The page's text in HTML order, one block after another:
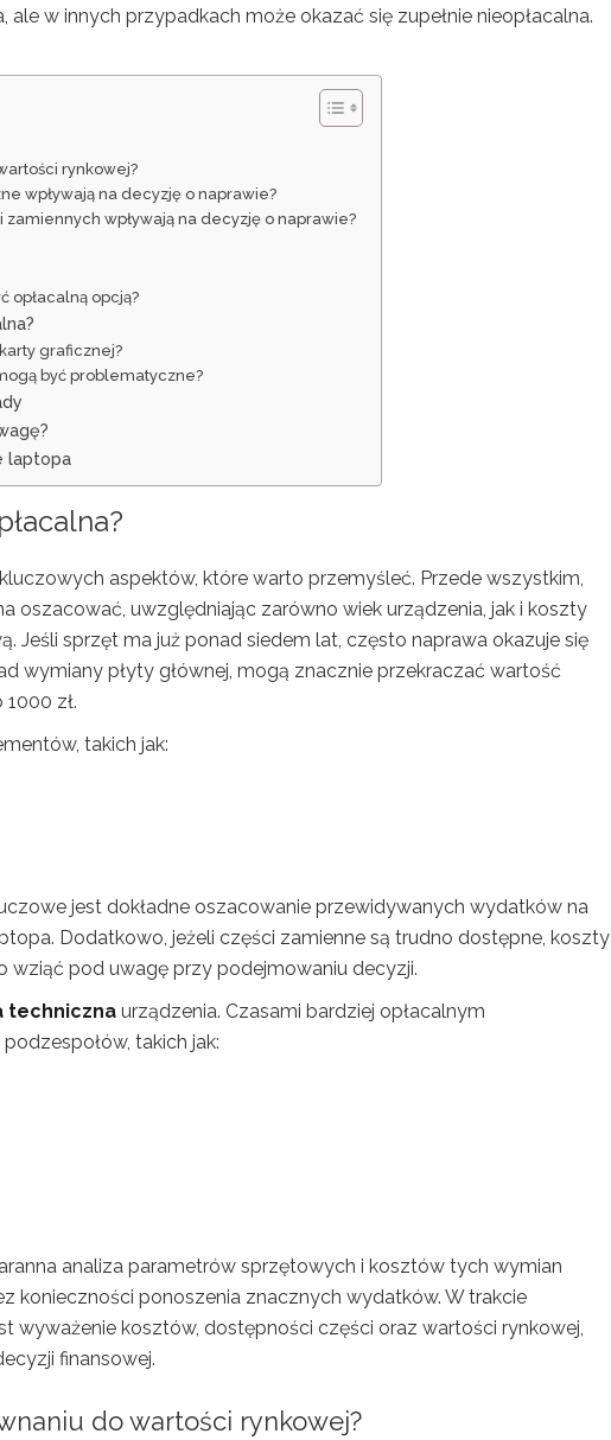
w innych przypadkach może okazać się zupełnie nieopłacalna.
rynkowej?
wpływają na decyzję o naprawie?
wpływają na decyzję o naprawie?
opłacalną opcją?
graficznej?
być problematyczne?
laptopa
aspektów, które warto przemyśleć. Przede wszystkim,
oszacować, uwzględniając zarówno wiek urządzenia, jak i koszty
Jeśli sprzęt ma już ponad siedem lat, często naprawa okazuje się
wymiany płyty głównej, mogą znacznie przekraczać wartość
zł.
takich jak:
jest dokładne oszacowanie przewidywanych wydatków na
Dodatkowo, jeżeli części zamienne są trudno dostępne, koszty
pod uwagę przy podejmowaniu decyzji.
techniczna urządzenia. Czasami bardziej opłacalnym
takich jak:
analiza parametrów sprzętowych i kosztów tych wymian
konieczności ponoszenia znacznych wydatków. W trakcie
wyważenie kosztów, dostępności części oraz wartości rynkowej,
finansowej.
do wartości rynkowej?